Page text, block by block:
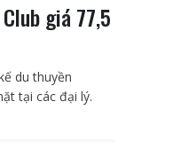
giá 77,5
du thuyền
tại các đại lý.